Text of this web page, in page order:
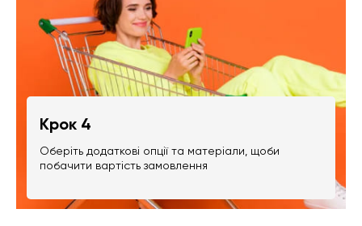
Крок 4
Оберіть додаткові опції та матеріали, щоби
побачити вартість замовлення